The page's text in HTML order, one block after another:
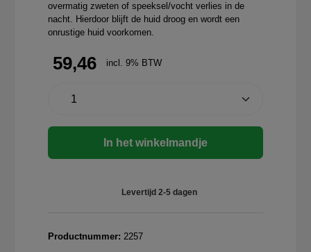
overmatig zweten of speeksel/vocht verlies in de
nacht. Hierdoor blijft de huid droog en wordt een
onrustige huid voorkomen.
59,46 incl. 9% BTW
In het winkelmandje
Levertijd 2-5 dagen
Productnummer: 2257